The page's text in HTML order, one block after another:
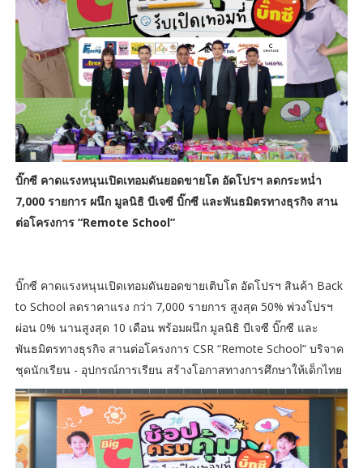
บิ๊กซี คาดแรงหนุนเปิดเทอมดันยอดขายโต อัดโปรฯ ลดกระหน่ำ
7,000 รายการ ผนึก มูลนิธิ บีเจซี บิ๊กซี และพันธมิตรทางธุรกิจ สาน
ต่อโครงการ “Remote School”
บิ๊กซี คาดแรงหนุนเปิดเทอมดันยอดขายเติบโต อัดโปรฯ สินค้า Back
to School ลดราคาแรง กว่า 7,000 รายการ สูงสุด 50% พ่วงโปรฯ
ผ่อน 0% นานสูงสุด 10 เดือน พร้อมผนึก มูลนิธิ บีเจซี บิ๊กซี และ
พันธมิตรทางธุรกิจ สานต่อโครงการ CSR “Remote School” บริจาค
ชุดนักเรียน - อุปกรณ์การเรียน สร้างโอกาสทางการศึกษาให้เด็กไทย